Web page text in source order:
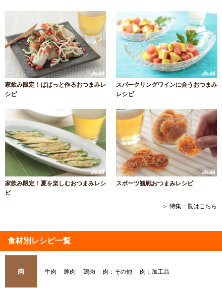
家飲み限定！ぱぱっと作るおつまみレ
シピ
スパークリングワインに合うおつまみ
レシピ
家飲み限定！夏を楽しむおつまみレシ
ピ
スポーツ観戦おつまみレシピ
＞ 特集一覧はこちら
食材別レシピ一覧
肉 牛肉 豚肉 鶏肉 肉：その他 肉：加工品